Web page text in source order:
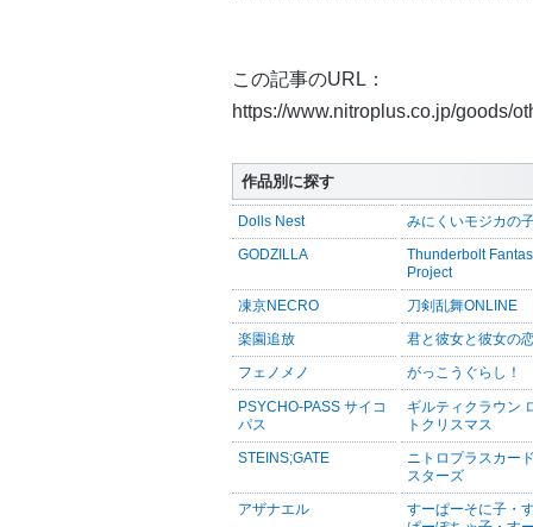
この記事のURL：
https://www.nitroplus.co.jp/goods/
作品別に探す
Dolls Nest みにくいモジカの
GODZILLA
Thunderbolt
Project
凍京NECRO 刀剣乱舞ONLINE
楽園追放 君と彼女と彼女の
フェノメノ がっこうぐらし！
PSYCHO-PASS サイコ
パス
ギルティクラウン
トクリスマス
STEINS;GATE
ニトロプラスカー
スターズ
アザナエル
すーぱーそに子・